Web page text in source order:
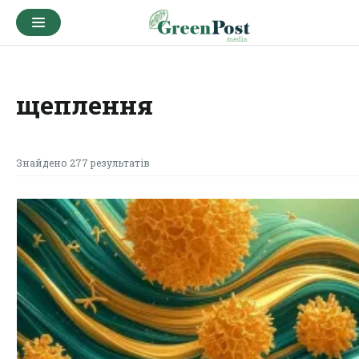
щеплення
Знайдено 277 результатів